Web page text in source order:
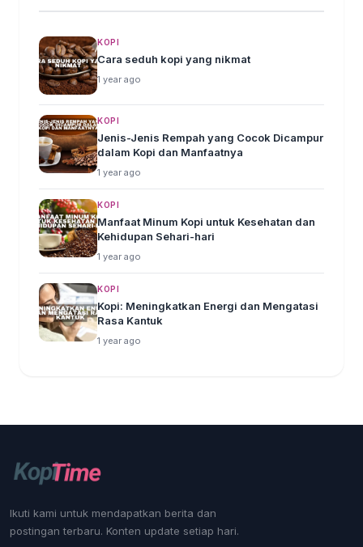
KOPI
Cara seduh kopi yang nikmat
1 year ago
KOPI
Jenis-Jenis Rempah yang Cocok Dicampur
dalam Kopi dan Manfaatnya
1 year ago
KOPI
Manfaat Minum Kopi untuk Kesehatan dan
Kehidupan Sehari-hari
1 year ago
KOPI
Kopi: Meningkatkan Energi dan Mengatasi
Rasa Kantuk
1 year ago
Ikuti kami untuk mendapatkan berita dan
postingan terbaru. Konten update setiap hari.